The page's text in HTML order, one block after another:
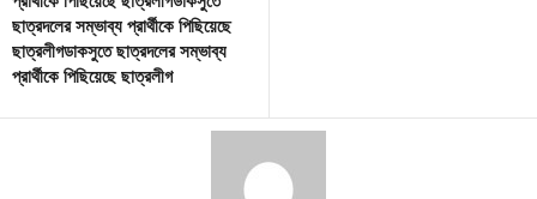
ছাত্রদলের সম্ভাব্য প্রার্থীকে পিছিয়েছে
ছাত্রলীগডাকসুতে ছাত্রদলের সম্ভাব্য
প্রার্থীকে পিছিয়েছে ছাত্রলীগ